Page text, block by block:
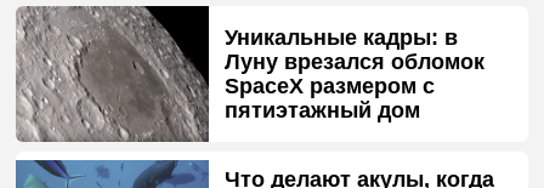
Уникальные кадры: в
Луну врезался обломок
SpaceX размером с
пятиэтажный дом
Что делают акулы, когда